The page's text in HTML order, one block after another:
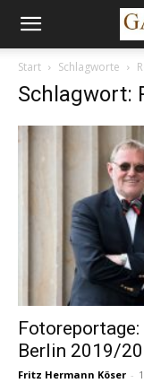
Start Schlagworte
Schlagwort:
Berlin 2019/20
Fritz Hermann Köser -